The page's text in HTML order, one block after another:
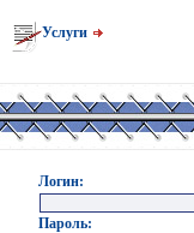
Услуги
Логин:
Пароль: